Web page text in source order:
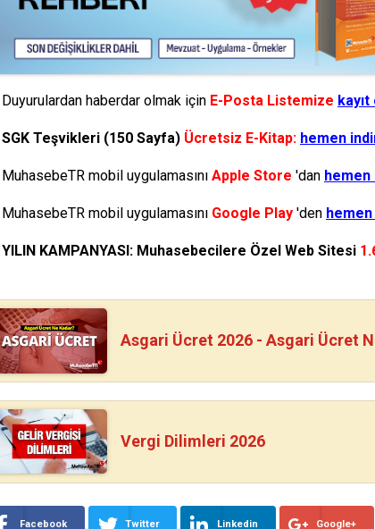
Duyurulardan haberdar olmak için E-Posta Listemize kayıt
SGK Teşvikleri (150 Sayfa) Ücretsiz E-Kitap: hemen
MuhasebeTR mobil uygulamasını Apple Store 'dan hemen
MuhasebeTR mobil uygulamasını Google Play 'den hemen
YILIN KAMPANYASI: Muhasebecilere Özel Web Sitesi
Asgari Ücret 2026 - Asgari Ücret
Vergi Dilimleri 2026
Facebook Twitter Linkedin Google+